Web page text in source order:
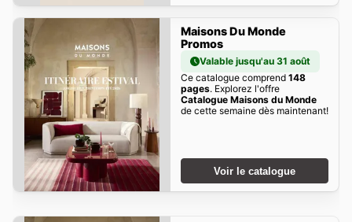
Maisons Du Monde
Promos
Valable jusqu'au 31 août
Ce catalogue comprend 148
pages. Explorez l'offre
Catalogue Maisons du Monde
de cette semaine dès maintenant!
Voir le catalogue